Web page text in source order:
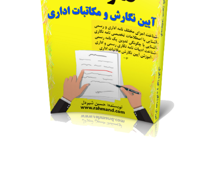
محصولات و بسته های آموزشیVIP
درباره ما و تماس با ما